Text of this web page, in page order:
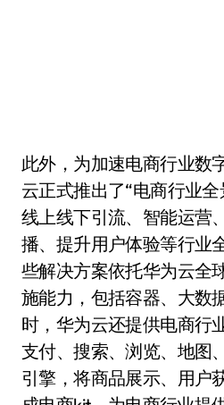
此外，为加速电商行业数
云正式推出了“电商行业
线上线下引流、智能运营
播、提升用户体验等行业
些解决方案依托华为云全
施能力，包括容器、大数
时，华为云还提供电商行
支付、搜索、浏览、地图
引擎，将商品展示、用户